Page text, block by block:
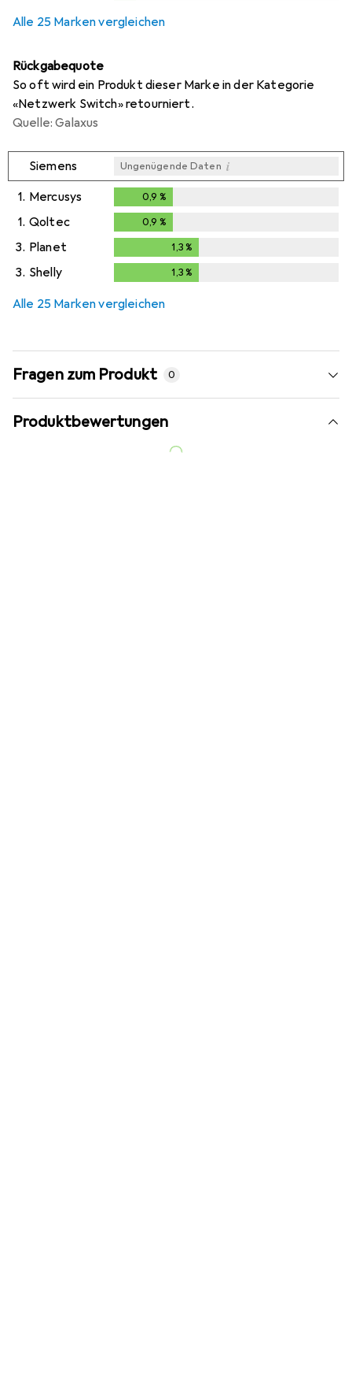
Alle 25 Marken vergleichen
Rückgabequote
So oft wird ein Produkt dieser Marke in der Kategorie
«Netzwerk Switch» retourniert.
Quelle: Galaxus
Siemens Ungenügende Daten i
1. Mercusys 0,9 %
1. Qoltec 0,9 %
3. Planet 1,3 %
3. Shelly 1,3 %
Alle 25 Marken vergleichen
Fragen zum Produkt 0
Produktbewertungen